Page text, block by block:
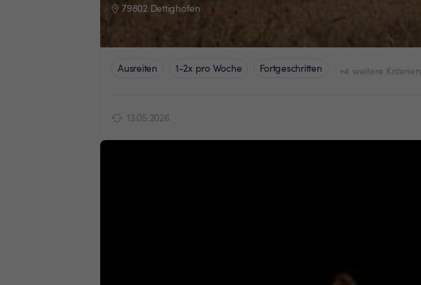
79802 Dettighofen
Ausreiten 1-2x pro Woche Fortgeschritten +4 weitere Kriterien
13.05.2026